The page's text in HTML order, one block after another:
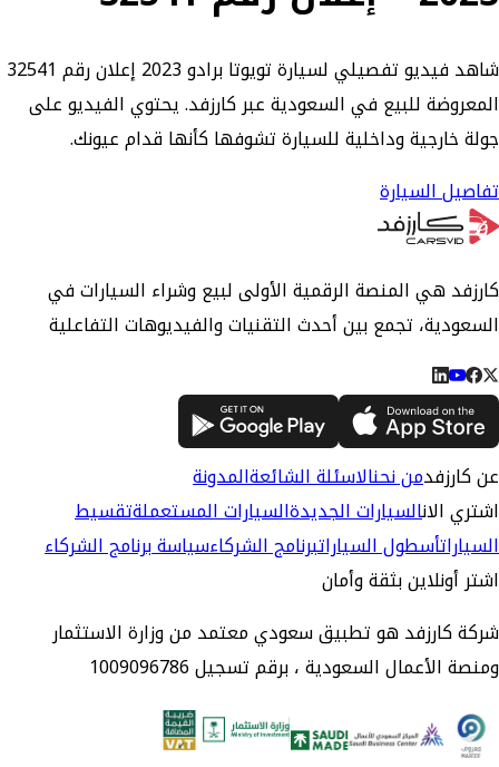
شاهد فيديو تفصيلي لسيارة تويوتا برادو 2023 إعلان رقم 32541
المعروضة للبيع في السعودية عبر كارزفد. يحتوي الفيديو على
جولة خارجية وداخلية للسيارة تشوفها كأنها قدام عيونك.
تفاصيل السيارة
كارزفد هي المنصة الرقمية الأولى لبيع وشراء السيارات في
السعودية، تجمع بين أحدث التقنيات والفيديوهات التفاعلية
عن كارزفدمن نحنالاسئلة الشائعةالمدونة
اشتري الانالسيارات الجديدةالسيارات المستعملةتقسيط
السياراتأسطول السياراتبرنامج الشركاءسياسة برنامج الشركاء
اشتر أونلاين بثقة وأمان
شركة كارزفد هو تطبيق سعودي معتمد من وزارة الاستثمار
ومنصة الأعمال السعودية ، برقم تسجيل 1009096786